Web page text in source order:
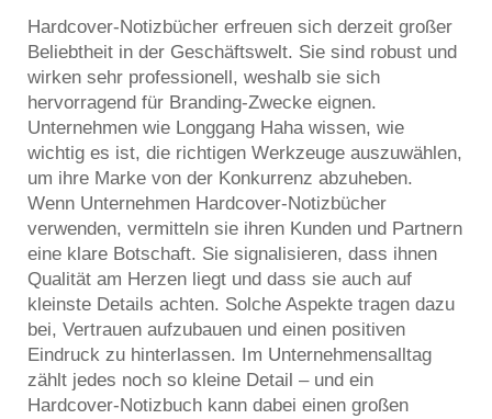
Hardcover-Notizbücher erfreuen sich derzeit großer
Beliebtheit in der Geschäftswelt. Sie sind robust und
wirken sehr professionell, weshalb sie sich
hervorragend für Branding-Zwecke eignen.
Unternehmen wie Longgang Haha wissen, wie
wichtig es ist, die richtigen Werkzeuge auszuwählen,
um ihre Marke von der Konkurrenz abzuheben.
Wenn Unternehmen Hardcover-Notizbücher
verwenden, vermitteln sie ihren Kunden und Partnern
eine klare Botschaft. Sie signalisieren, dass ihnen
Qualität am Herzen liegt und dass sie auch auf
kleinste Details achten. Solche Aspekte tragen dazu
bei, Vertrauen aufzubauen und einen positiven
Eindruck zu hinterlassen. Im Unternehmensalltag
zählt jedes noch so kleine Detail – und ein
Hardcover-Notizbuch kann dabei einen großen